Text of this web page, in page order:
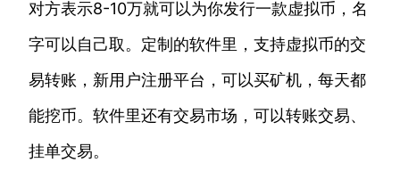
对方表示8-10万就可以为你发行一款虚拟币，名
字可以自己取。定制的软件里，支持虚拟币的交
易转账，新用户注册平台，可以买矿机，每天都
能挖币。软件里还有交易市场，可以转账交易、
挂单交易。